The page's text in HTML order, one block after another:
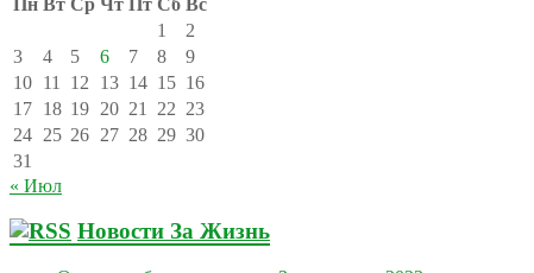
1
2
3
4 5 6 7 8
9
10 11 12 13 14 15 16
17 18 19 20 21 22 23
24 25 26 27 28 29 30
31
« Июл
Новости За Жизнь